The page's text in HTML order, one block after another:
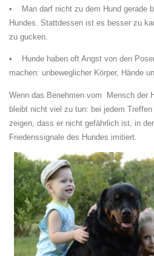
• Man darf nicht zu dem Hund gerade
Hundes. Stattdessen ist es besser zu
zu gucken.
• Hunde haben oft Angst von den
machen: unbeweglicher Körper, Hände
Wenn das Benehmen vom Mensch der
bleibt nicht viel zu tun: bei jedem
zeigen, dass er nicht gefährlich ist, in
Friedenssignale des Hundes imitiert.